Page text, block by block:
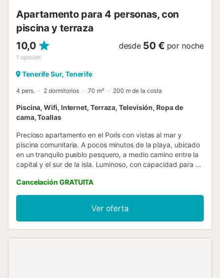
Apartamento para 4 personas, con
piscina y terraza
10,0
1 opinión
desde 50 € por noche
Tenerife Sur, Tenerife
4 pers. 2 dormitorios 70 m² 200 m de la costa
Piscina, Wifi, Internet, Terraza, Televisión, Ropa de
cama, Toallas
Precioso apartamento en el Porís con vistas al mar y
piscina comunitaria. A pocos minutos de la playa, ubicado
en un tranquilo pueblo pesquero, a medio camino entre la
capital y el sur de la isla. Luminoso, con capacidad para 4
o tomar el sol mientras disfrutas de las bonitas vistas al
Atlántico. Con un litoral rodeado de piscinas naturales y
playas de arena negra, esta vivienda tiene todos los
ingredientes para unas vacaciones de ensueño. Es ideal
para familias y viajes de negocios ya que cuenta con
Cancelación GRATUITA
Ver oferta